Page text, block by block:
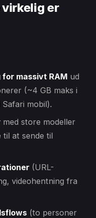
er
massivt RAM ud
(~4 GB maks i
mobil).
med store modeller
at sende til
(URL-
videohentning fra
(to personer